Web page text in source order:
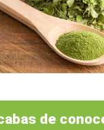
de